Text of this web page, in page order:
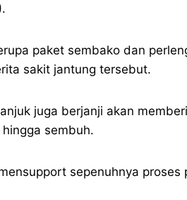
paket sembako dan
sakit jantung tersebut.
juga berjanji akan
sembuh.
sepenuhnya